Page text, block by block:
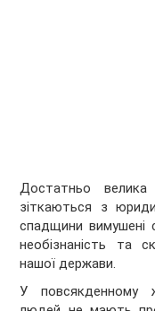
Достатньо велика
зіткаються з
спадщини вимушені
необізнаність та
нашої держави.
У повсякденному